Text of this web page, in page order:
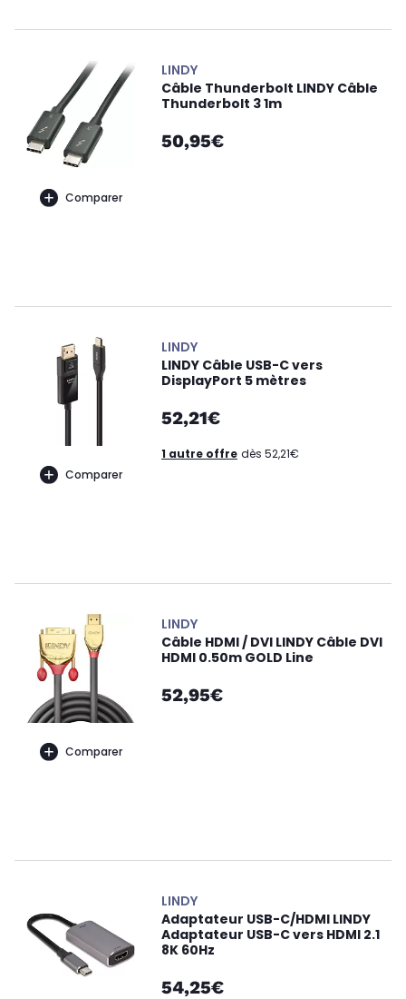
Comparer
LINDY
Câble Thunderbolt LINDY Câble
Thunderbolt 3 1m
50,95€
Comparer
LINDY
LINDY Câble USB-C vers
DisplayPort 5 mètres
52,21€
1 autre offre dès 52,21€
Comparer
LINDY
Câble HDMI / DVI LINDY Câble DVI
HDMI 0.50m GOLD Line
52,95€
LINDY
Adaptateur USB-C/HDMI LINDY
Adaptateur USB-C vers HDMI 2.1
8K 60Hz
54,25€